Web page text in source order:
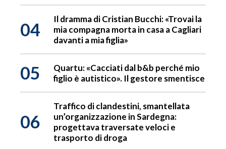
04
Il dramma di Cristian Bucchi: «Trovai la
mia compagna morta in casa a Cagliari
davanti a mia figlia»
05
Quartu: «Cacciati dal b&b perché mio
figlio è autistico». Il gestore smentisce
06
Traffico di clandestini, smantellata
un’organizzazione in Sardegna:
progettava traversate veloci e
trasporto di droga